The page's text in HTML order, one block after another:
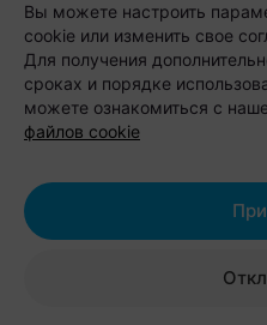
Стоимость
в будние дни и
двухместный
сутки;
размещение в
человека в
Вы можете настроить
cookie или изменить свое
Для получения
сроках и порядке
можете ознакомиться с
файлов cookie